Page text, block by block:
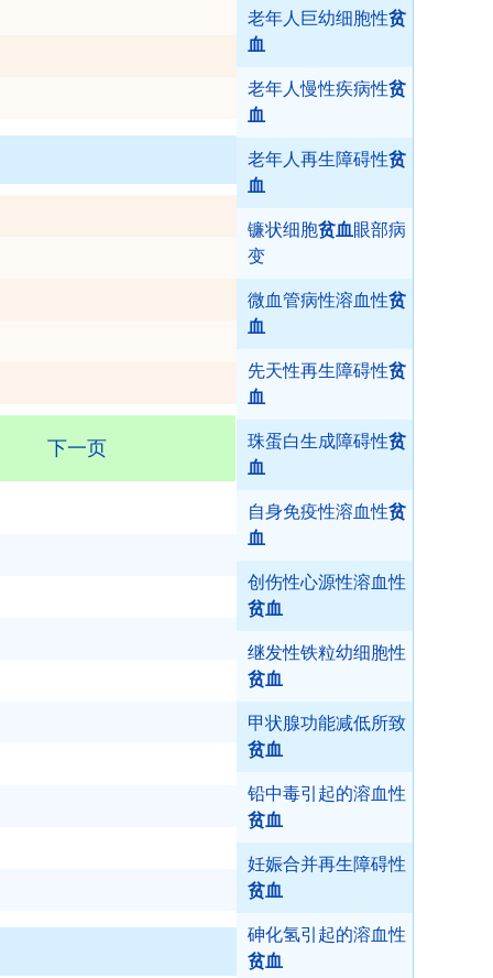
老年人巨幼细胞性贫
血
老年人慢性疾病性贫
血
老年人再生障碍性贫
血
镰状细胞贫血 眼部病
变
微血管病性溶血性贫
血
先天性再生障碍性贫
血
珠蛋白生成障碍性贫
血
自身免疫性溶血性贫
血
创伤性心源性溶血性
贫血
继发性铁粒幼细胞性
贫血
甲状腺功能减低所致
贫血
铅中毒引起的溶血性
贫血
妊娠合并再生障碍性
贫血
砷化氢引起的溶血性
贫血
下一页